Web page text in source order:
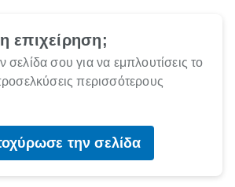
επιχείρηση;
σου για να εμπλουτίσεις το
περισσότερους
την σελίδα